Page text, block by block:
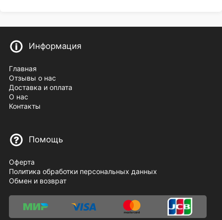
Информация
Главная
Отзывы о нас
Доставка и оплата
О нас
Контакты
Помощь
Оферта
Политика обработки персональных данных
Обмен и возврат